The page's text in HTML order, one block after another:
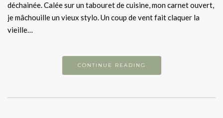
déchainée. Calée sur un tabouret de cuisine, mon carnet ouvert,
je mâchouille un vieux stylo. Un coup de vent fait claquer la
vieille…
CONTINUE READING